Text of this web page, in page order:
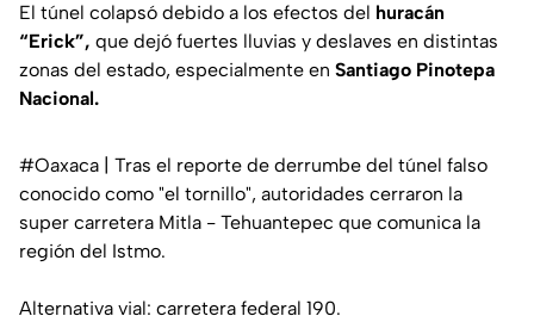
El túnel colapsó debido a los efectos del huracán
“Erick”, que dejó fuertes lluvias y deslaves en distintas
zonas del estado, especialmente en Santiago Pinotepa
Nacional.
#Oaxaca | Tras el reporte de derrumbe del túnel falso
conocido como "el tornillo", autoridades cerraron la
super carretera Mitla - Tehuantepec que comunica la
región del Istmo.
Alternativa vial: carretera federal 190.